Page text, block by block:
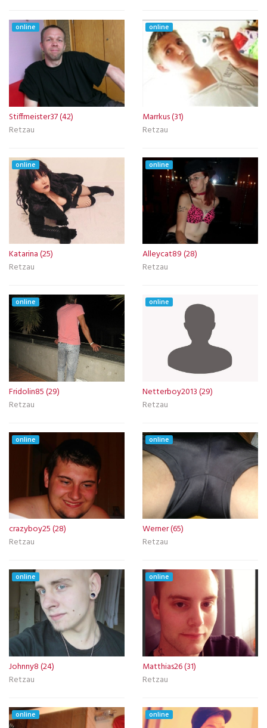
online
Stiffmeister37 (42)
Retzau
online
Marrkus (31)
Retzau
online
Katarina (25)
Retzau
online
Alleycat89 (28)
Retzau
online
Fridolin85 (29)
Retzau
online
Netterboy2013 (29)
Retzau
online
crazyboy25 (28)
Retzau
online
Werner (65)
Retzau
online
Johnny8 (24)
Retzau
online
Matthias26 (31)
Retzau
online online